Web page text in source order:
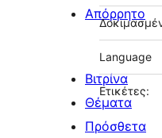
Language
Ετικέτες:
Απόρρητο
Βιτρίνα
Θέματα
Πρόσθετα